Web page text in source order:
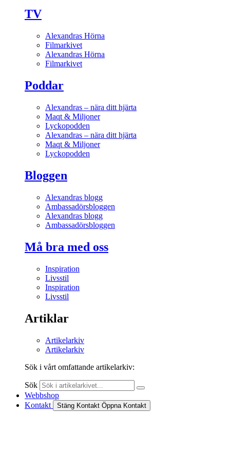
TV
Alexandras Hörna
Filmarkivet
Alexandras Hörna
Filmarkivet
Poddar
Alexandras – nära ditt hjärta
Maqt & Miljoner
Lyckopodden
Alexandras – nära ditt hjärta
Maqt & Miljoner
Lyckopodden
Bloggen
Alexandras blogg
Ambassadörsbloggen
Alexandras blogg
Ambassadörsbloggen
Må bra med oss
Inspiration
Livsstil
Inspiration
Livsstil
Artiklar
Artikelarkiv
Artikelarkiv
Sök i vårt omfattande artikelarkiv:
Sök
Webbshop
Kontakt
Stäng Kontakt Öppna Kontakt